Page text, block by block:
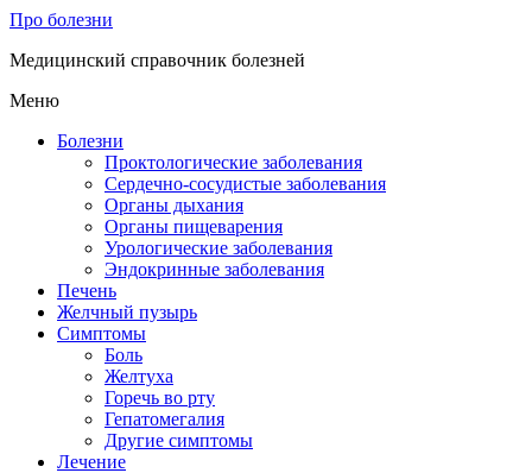
Про болезни
Медицинский справочник болезней
Меню
Болезни
Проктологические заболевания
Сердечно-сосудистые заболевания
Органы дыхания
Органы пищеварения
Урологические заболевания
Эндокринные заболевания
Печень
Желчный пузырь
Симптомы
Боль
Желтуха
Горечь во рту
Гепатомегалия
Другие симптомы
Лечение